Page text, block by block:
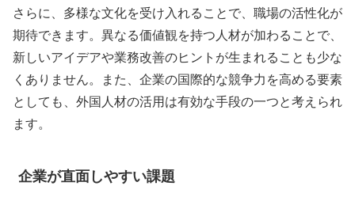
さらに、多様な文化を受け入れることで、職場の活性化が
期待できます。異なる価値観を持つ人材が加わることで、
新しいアイデアや業務改善のヒントが生まれることも少な
くありません。また、企業の国際的な競争力を高める要素
としても、外国人材の活用は有効な手段の一つと考えられ
ます。
企業が直面しやすい課題